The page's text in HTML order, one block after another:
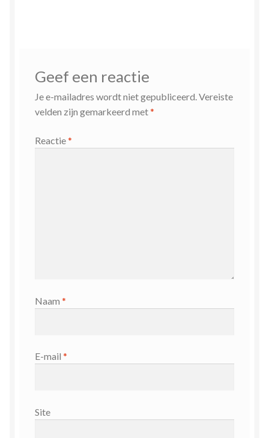
Geef een reactie
Je e-mailadres wordt niet gepubliceerd.Vereiste
velden zijn gemarkeerd met*
Reactie*
Naam *
E-mail *
Site